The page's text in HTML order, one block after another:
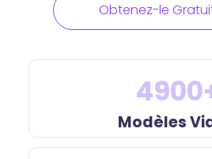
Obtenez-le
Modèles